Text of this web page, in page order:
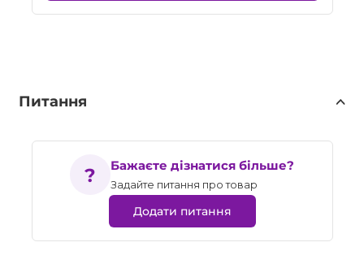
Питання
Бажаєте дізнатися більше?
Задайте питання про товар
Додати питання